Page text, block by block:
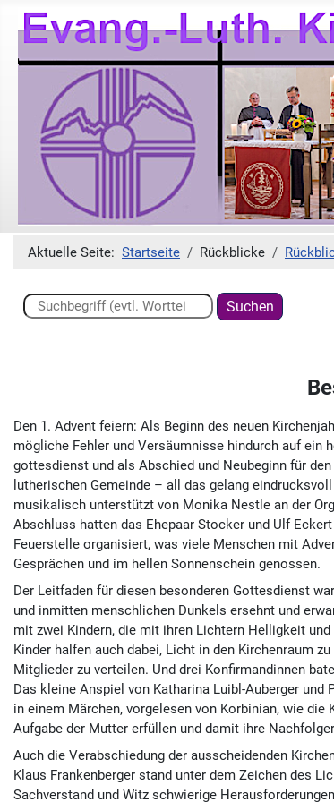
Aktuelle Seite: Startseite Rückblicke
Suchen ...
Suchen
Den 1. Advent feiern: Als Beginn des neuen
mögliche Fehler und Versäumnisse hindurch auf ein
gottesdienst und als Abschied und Neubeginn für
lutherischen Gemeinde – all das gelang
musikalisch unterstützt von Monika Nestle an der
Abschluss hatten das Ehepaar Stocker und Ulf
Feuerstelle organisiert, was viele Menschen mit
Gesprächen und im hellen Sonnen­schein genossen.
Der Leitfaden für diesen besonderen Gottes­dienst
und inmitten menschlichen Dunkels ersehnt und
mit zwei Kindern, die mit ihren Lichtern Helligkeit
Kinder halfen auch dabei, Licht in den Kirchenraum
Mitglieder zu verteilen. Und drei Konfirmandinnen
Das kleine Anspiel von Katharina Luibl-Auberger
in einem Märchen, vorgelesen von Korbinian, wie
Aufgabe der Mutter erfüllen und damit ihre
Auch die Verabschiedung der ausscheidenden
Klaus Frankenberger stand unter dem Zeichen des
Sachverstand und Witz schwierige